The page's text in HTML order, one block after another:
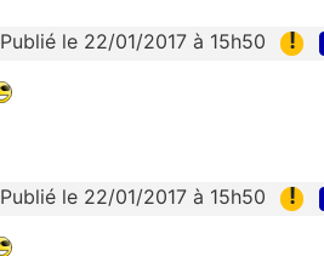
Publié le 22/01/2017 à 15h50 !
Publié le 22/01/2017 à 15h50 !